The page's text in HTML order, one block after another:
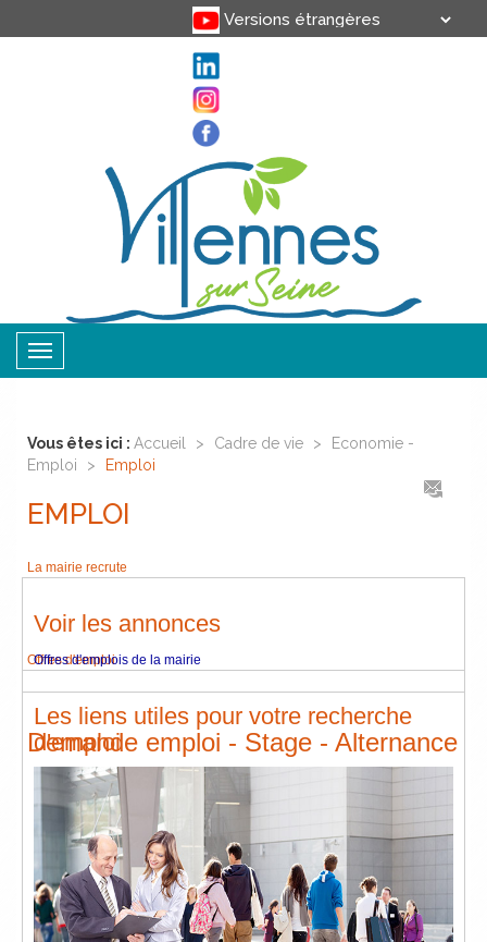
Toggle
navigation
Vous êtes ici : Accueil > Cadre de vie >
Economie -
Emploi
> Emploi
EMPLOI
La mairie recrute
Voir les annonces
Offres d'emplois de la mairie
Offres d'emploi
Les liens utiles pour votre recherche
d'emploi
Demande emploi - Stage - Alternance